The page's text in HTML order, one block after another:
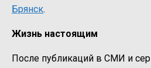
Брянск.
Жизнь настоящим
После публикаций в СМИ и